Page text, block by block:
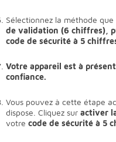
Sélectionnez la méthode
de validation (6 chiffres),
code de sécurité à 5
Votre appareil est à
confiance.
Vous pouvez à cette étape
dispose. Cliquez sur activer
votre code de sécurité à 5